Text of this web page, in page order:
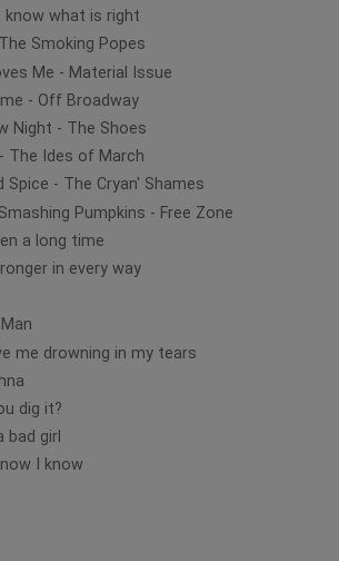
know what is right
Smoking Popes
Me - Material Issue
- Off Broadway
Night - The Shoes
The Ides of March
Spice - The Cryan' Shames
Pumpkins - Free Zone
a long time
in every way
me drowning in my tears
dig it?
bad girl
I know